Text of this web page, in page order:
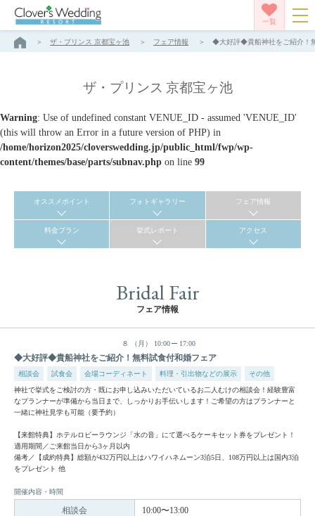
一覧
ザ・プリンス 京都宝ヶ池 フェア情報 ◆大好評◆貴船神社をご紹介！
ザ・プリンス 京都宝ヶ池
Warning: Use of undefined constant VENUE_ID - assumed 'VENUE_ID'
(this will throw an Error in a future version of PHP) in
/home/horizon2025/cloverswedding.jp/public_html/fwp/wp-
content/themes/base/parts/subnav.php on line 99
オススメポイント フォトギャラリー フェア情報
料金プラン 挙式レポート アクセス
Bridal Fair
フェア情報
８ （月） 10:00 17:00
◆大好評◆貴船神社をご紹介！無料試食付和婚フェア
相談会 試食会 会場コーディネート 料理・引出物などの展示 その他
神社で挙式をご検討の方・既にお申し込みいただいているお二人むけの相談会！経験豊富
なプランナーが準備から当日まで、しっかりお手伝いします！ご希望の方はプランナーと
一緒に神社見学も可能（要予約）
【来館特典】ホテルロビーラウンジ「水の音」にて選べるケーキセット券をプレゼント！
適用期間／ご来館当日から3ヶ月以内
備考／【成約特典】総額が432万円以上はハワイハネムーン3泊5日、108万円以上は国内3泊
をプレゼント 他
開催内容・時間
相談会 10:00〜13:00